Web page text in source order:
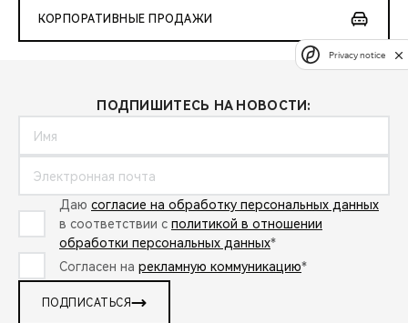
КОРПОРАТИВНЫЕ ПРОДАЖИ
ПОДПИШИТЕСЬ НА НОВОСТИ:
Даю согласие на обработку персональных данных
в соответствии с политикой в отношении
обработки персональных данных*
Согласен на рекламную коммуникацию*
ПОДПИСАТЬСЯ
Privacy notice